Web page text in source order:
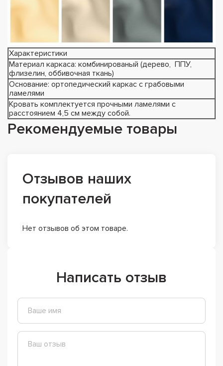
Характеристики
Материал каркаса: комбинированый (дерево, ППУ,
флизелин, оббивочная ткань)
Основание: ортопедический каркас с грабовыми
ламелями
Кровать комплектуется прочными ламелями с
расстоянием 4,5 см между собой.
Рекомендуемые товары
Отзывов наших
покупателей
Нет отзывов об этом товаре.
Написать отзыв